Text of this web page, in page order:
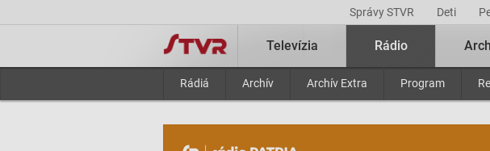
Správy STVR Deti
Televízia Rádio
Rádiá Archív Archív Extra Program